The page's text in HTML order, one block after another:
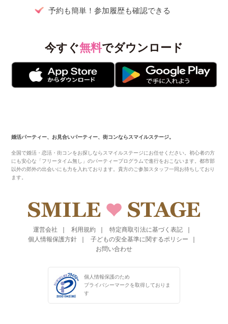
予約も簡単！参加履歴も確認できる
今すぐ無料でダウンロード
婚活パーティー、お見合いパーティー、街コンならスマイルステージ。
全国で婚活・恋活・街コンをお探しならスマイルステージにお任せください。初心者の方
にも安心な「フリータイム無し」のパーティープログラムで進行をおこないます。都市部
以外の郊外の出会いにも力を入れております。貴方のご参加スタッフ一同お待ちしており
ます。
運営会社 利用規約
特定商取引法に基づく表記
個人情報保護方針
子どもの安全基準に関するポリシー
お問い合わせ
個人情報保護のため
プライバシーマークを取得しておりま
す